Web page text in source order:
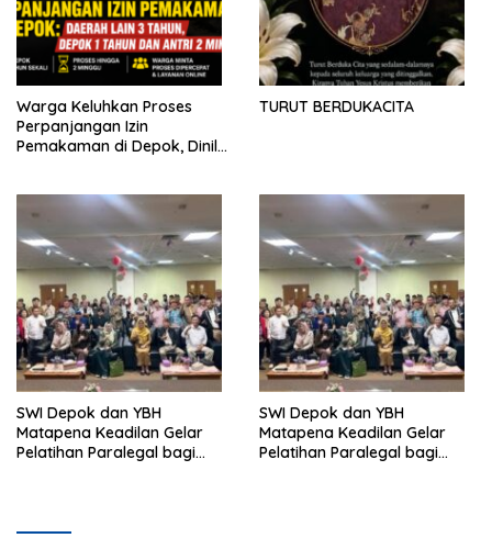
Warga Keluhkan Proses
Perpanjangan Izin
Pemakaman di Depok, Dinilai
TURUT BERDUKACITA
SWI Depok dan YBH
Matapena Keadilan Gelar
Pelatihan Paralegal bagi
SWI Depok dan YBH
Matapena Keadilan Gelar
Pelatihan Paralegal bagi